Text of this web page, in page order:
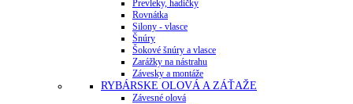
Prevleky, hadičky
Rovnátka
Silony - vlasce
Šnúry
Šokové šnúry a vlasce
Zarážky na nástrahu
Závesky a montáže
RYBÁRSKE OLOVÁ A ZÁŤAŽE
Závesné olová